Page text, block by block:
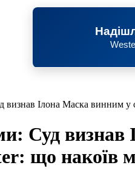
Ілона Маска винним у
Суд визнав
що накоїв